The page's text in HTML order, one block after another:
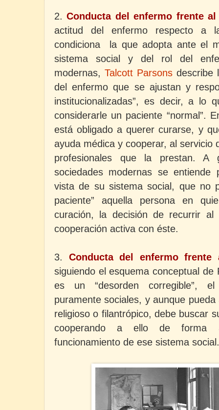
2.Conducta del enfermo frente
actitud del enfermo respecto a
condiciona
la que adopta ante el
sistema social y del rol del
modernas, Talcott Parsons describe
del enfermo que se ajustan y
institucionalizadas”, es decir, a lo
considerarle un paciente “normal”.
está obligado a querer curarse, y
ayuda médica y cooperar, al servicio
profesionales que la prestan. A
sociedades modernas se
vista de su sistema social, que no
paciente” aquella persona en
curación, la decisión de recurrir al
cooperación activa con éste.
3. Conducta del enfermo frente
siguiendo el esquema conceptual
es un “desorden corregible”,
puramente sociales, y aunque
religioso o filantrópico, debe buscar
cooperando a ello de forma
funcionamiento de ese sistema social.